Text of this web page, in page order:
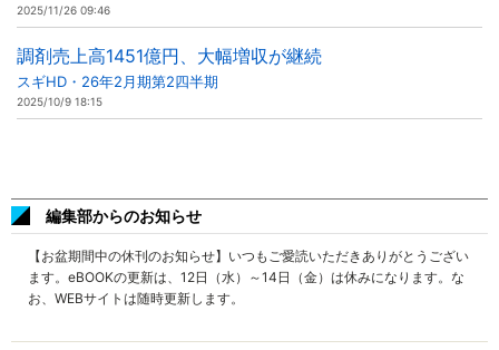
2025/11/26 09:46
調剤売上高1451億円、大幅増収が継続
スギHD・26年2月期第2四半期
2025/10/9 18:15
編集部からのお知らせ
【お盆期間中の休刊のお知らせ】いつもご愛読いただきありがとうござい
ます。eBOOKの更新は、12日（水）～14日（金）は休みになります。な
お、WEBサイトは随時更新します。